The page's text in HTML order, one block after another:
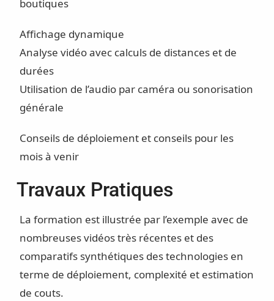
boutiques
Affichage dynamique
Analyse vidéo avec calculs de distances et de
durées
Utilisation de l’audio par caméra ou sonorisation
générale
Conseils de déploiement et conseils pour les
mois à venir
Travaux Pratiques
La formation est illustrée par l’exemple avec de
nombreuses vidéos très récentes et des
comparatifs synthétiques des technologies en
terme de déploiement, complexité et estimation
de couts.